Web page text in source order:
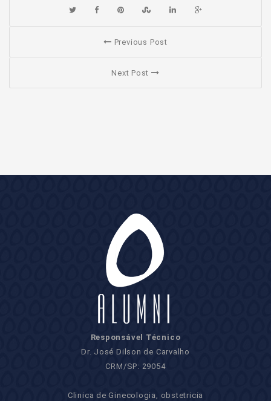
Previous Post
Next Post
Responsável Técnico
Dr. José Dilson de Carvalho
CRM/SP: 29054
Clinica de Ginecologia, obstetricia